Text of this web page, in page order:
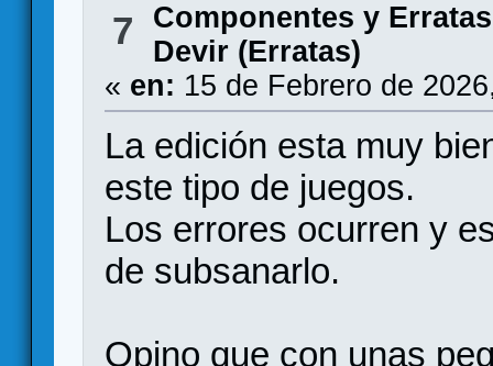
7 Componentes y Erratas
Devir (Erratas)
« en: 15 de Febrero de
La edición esta muy
este tipo de juegos.
Los errores ocurren y
de subsanarlo.
Opino que con unas